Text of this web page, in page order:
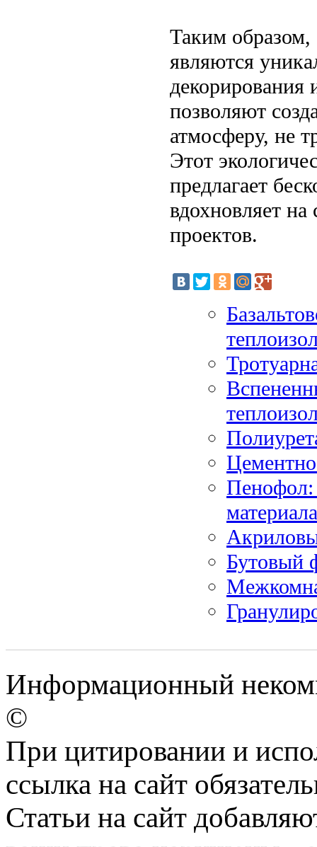
Таким образом,
являются
позволяют
атмосферу, не
Этот
предлагает
вдохновляет
проектов.
Пенофол:
материала
Бутовый
Информационный
©
При цитировании и
ссылка на сайт
Статьи на сайт